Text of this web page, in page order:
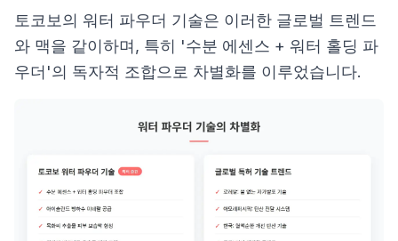
토코보의 워터 파우더 기술은 이러한 글로벌 트렌드
와 맥을 같이하며, 특히 '수분 에센스 + 워터 홀딩 파
우더'의 독자적 조합으로 차별화를 이루었습니다.